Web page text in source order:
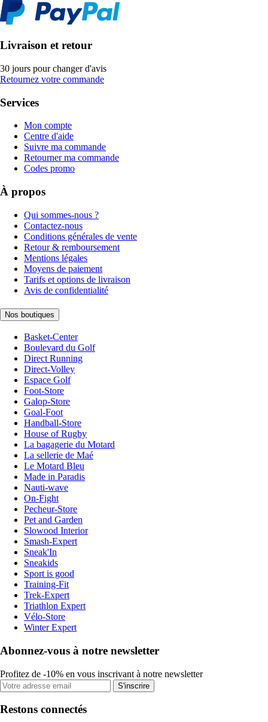
Livraison et retour
30 jours pour changer d'avis
Retournez votre commande
Services
Mon compte
Centre d'aide
Suivre ma commande
Retourner ma commande
Codes promo
À propos
Qui sommes-nous ?
Contactez-nous
Conditions générales de vente
Retour & remboursement
Mentions légales
Moyens de paiement
Tarifs et options de livraison
Avis de confidentialité
Nos boutiques
Basket-Center
Boulevard du Golf
Direct Running
Direct-Volley
Espace Golf
Foot-Store
Galop-Store
Goal-Foot
Handball-Store
House of Rugby
La bagagerie du Motard
La sellerie de Maé
Le Motard Bleu
Made in Paradis
Nauti-wave
On-Fight
Pecheur-Store
Pet and Garden
Slowood Interior
Smash-Expert
Sneak'In
Sneakids
Sport is good
Training-Fit
Trek-Expert
Triathlon Expert
Vélo-Store
Winter Expert
Abonnez-vous à notre newsletter
Profitez de -10% en vous inscrivant à notre newsletter
S'inscrire
Restons connectés